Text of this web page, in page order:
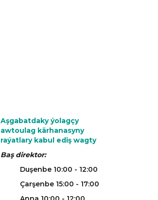
Aşgabatdaky ýolagçy
awtoulag kärhanasyny
raýatlary kabul ediş wagty
Baş direktor:
Duşenbe 10:00 - 12:00
Çarşenbe 15:00 - 17:00